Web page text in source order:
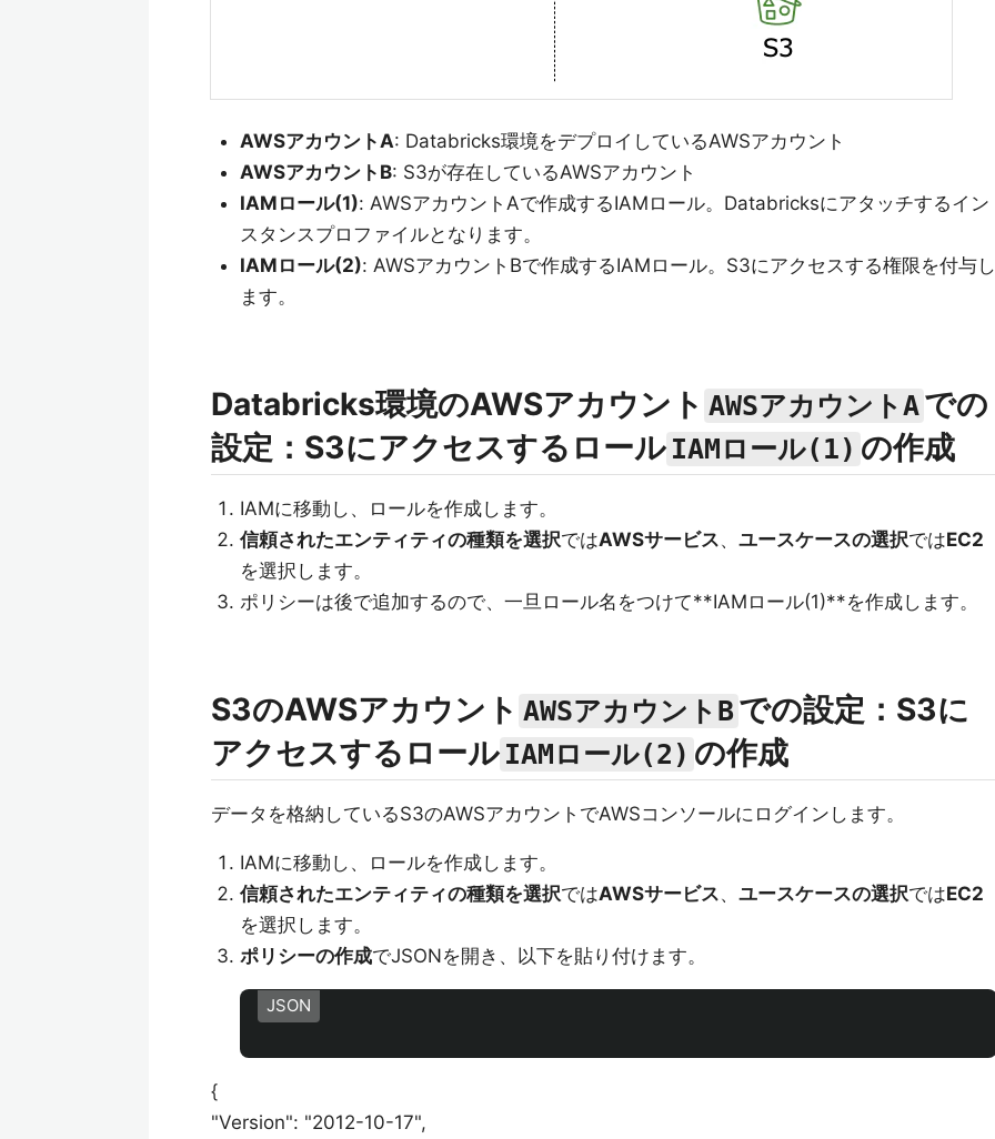
AWSアカウントA: Databricks環境をデプロイしているAWSアカウント
AWSアカウントB: S3が存在しているAWSアカウント
IAMロール(1): AWSアカウントAで作成するIAMロール。Databricksにアタッチするイン
スタンスプロファイルとなります。
IAMロール(2): AWSアカウントBで作成するIAMロール。S3にアクセスする権限を付与し
ます。
Databricks環境のAWSアカウント AWSアカウントAでの
設定：S3にアクセスするロール IAMロール(1) の作成
IAMに移動し、ロールを作成します。
信頼されたエンティティの種類を選択ではAWSサービス、 ユースケースの選択ではEC2
を選択します。
ポリシーは後で追加するので、一旦ロール名をつけて**IAMロール(1)**を作成します。
S3のAWSアカウント AWSアカウントB での設定：S3に
アクセスするロール IAMロール(2) の作成
データを格納しているS3のAWSアカウントでAWSコンソールにログインします。
IAMに移動し、ロールを作成します。
信頼されたエンティティの種類を選択ではAWSサービス、 ユースケースの選択ではEC2
を選択します。
ポリシーの作成でJSONを開き、以下を貼り付けます。
JSON
{
"Version": "2012-10-17",